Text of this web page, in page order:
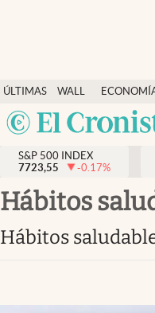
ÚLTIMAS
NOTICIAS
WALL
STREET
Y
DÓLAR
Finanzas y economía
Wall Street y dólar
Inmigración
Tiempo
Ciencia y salud
Streaming
S&P 500 INDEX
7723,55
-0.17%
Hábitos
Hábitos